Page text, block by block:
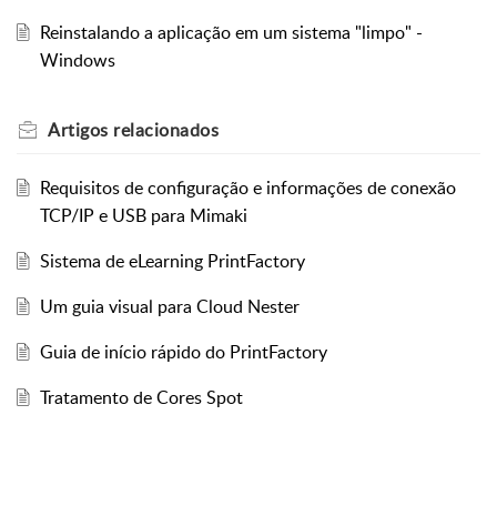
Reinstalando a aplicação em um sistema "limpo" -
Windows
Artigos relacionados
Requisitos de configuração e informações de conexão
TCP/IP e USB para Mimaki
Sistema de eLearning PrintFactory
Um guia visual para Cloud Nester
Guia de início rápido do PrintFactory
Tratamento de Cores Spot